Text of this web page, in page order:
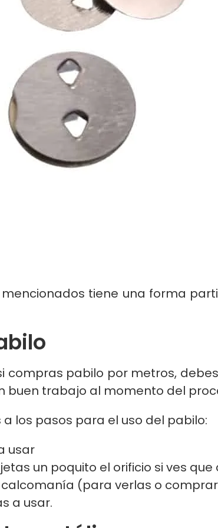
tiene una forma
compras pabilo por metros,
buen trabajo al momento del
los pasos para el uso del pabilo:
usar
un poquito el orificio si ves que
calcomanía (para verlas o
a usar.